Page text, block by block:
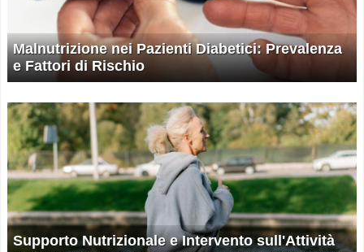
Malnutrizione nei Pazienti Diabetici: Prevalenza
e Fattori di Rischio
Supporto Nutrizionale e Intervento sull'Attività